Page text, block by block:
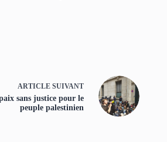
ARTICLESUIVANT
sans justice pour le
peuple palestinien